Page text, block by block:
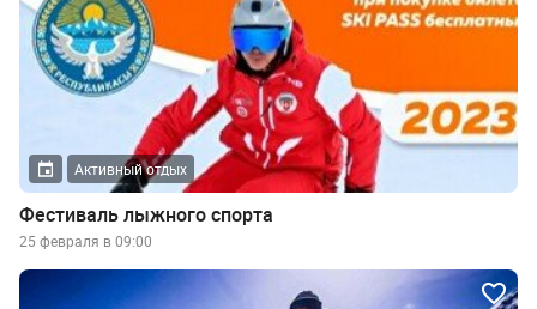
Активный отдых
Фестиваль лыжного спорта
25 февраля в 09:00